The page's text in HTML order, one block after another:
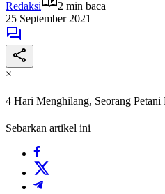
Redaksi
2 min baca
25 September 2021
×
4 Hari Menghilang, Seorang
Sebarkan artikel ini